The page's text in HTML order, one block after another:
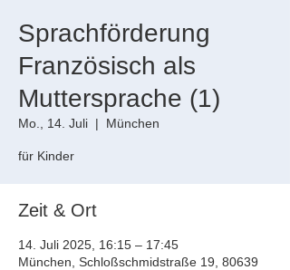
Sprachförderung
Französisch als
Muttersprache (1)
Mo., 14. Juli
  |
München
für Kinder
Zeit & Ort
14. Juli 2025, 16:15 – 17:45
München, Schloßschmidstraße 19, 80639